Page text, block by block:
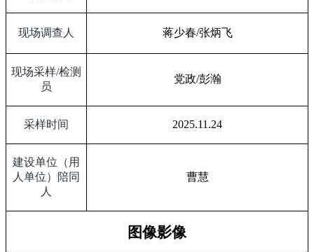
现场调查人 蒋少春/张炳飞
现场采样/检测
员
党政/彭瀚
采样时间 2025.11.24
建设单位（用
人单位）陪同
人
曹慧
图像影像